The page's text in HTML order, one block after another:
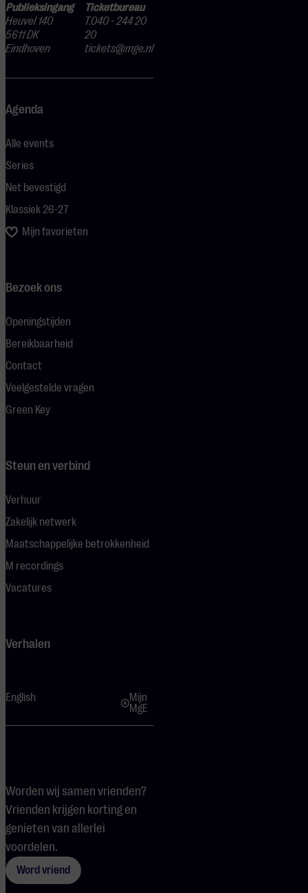
Publieksingang
Heuvel 140
5611 DK
Eindhoven
Ticketbureau
T.040 - 244 20
20
tickets@mge.nl
Agenda
Alle events
Series
Net bevestigd
Klassiek 26-27
Mijn favorieten
Bezoek ons
Openingstijden
Bereikbaarheid
Contact
Veelgestelde vragen
Green Key
Steun en verbind
Verhuur
Zakelijk netwerk
Maatschappelijke betrokkenheid
M recordings
Vacatures
Verhalen
English
Mijn
MgE
Worden wij samen vrienden?
Vrienden krijgen korting en
genieten van allerlei
voordelen.
Word vriend